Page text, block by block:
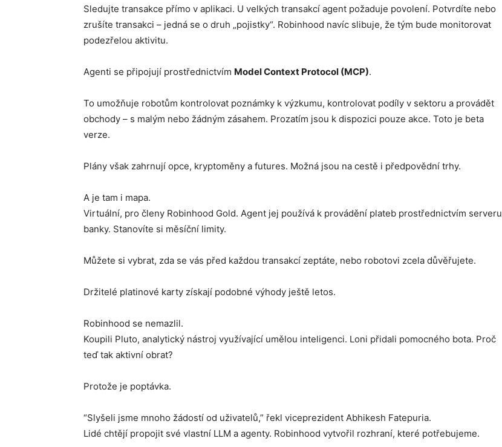
Sledujte transakce přímo v aplikaci. U velkých transakcí agent požaduje povolení. Potvrdíte nebo
zrušíte transakci – jedná se o druh „pojistky“. Robinhood navíc slibuje, že tým bude monitorovat
podezřelou aktivitu.
Agenti se připojují prostřednictvím Model Context Protocol (MCP).
To umožňuje robotům kontrolovat poznámky k výzkumu, kontrolovat podíly v sektoru a provádět
obchody – s malým nebo žádným zásahem. Prozatím jsou k dispozici pouze akce. Toto je beta
verze.
Plány však zahrnují opce, kryptoměny a futures. Možná jsou na cestě i předpovědní trhy.
A je tam i mapa.
Virtuální, pro členy Robinhood Gold. Agent jej používá k provádění plateb prostřednictvím serveru
banky. Stanovíte si měsíční limity.
Můžete si vybrat, zda se vás před každou transakcí zeptáte, nebo robotovi zcela důvěřujete.
Držitelé platinové karty získají podobné výhody ještě letos.
Robinhood se nemazlil.
Koupili Pluto, analytický nástroj využívající umělou inteligenci. Loni přidali pomocného bota. Proč
teď tak aktivní obrat?
Protože je poptávka.
“Slyšeli jsme mnoho žádostí od uživatelů,” řekl viceprezident Abhikesh Fatepuria.
Lidé chtějí propojit své vlastní LLM a agenty. Robinhood vytvořil rozhraní, které potřebujeme.